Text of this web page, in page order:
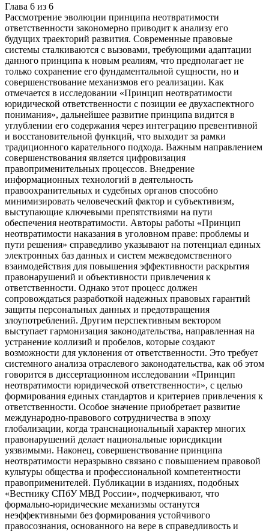
Глава 6 из 6
Рассмотрение эволюции принципа неотвратимости
ответственности закономерно приводит к анализу его
будущих траекторий развития. Современные правовые
системы сталкиваются с вызовами, требующими адаптации
данного принципа к новым реалиям, что предполагает не
только сохранение его фундаментальной сущности, но и
совершенствование механизмов его реализации. Как
отмечается в исследовании «Принцип неотвратимости
юридической ответственности с позиции ее двухаспектного
понимания», дальнейшее развитие принципа видится в
углублении его содержания через интеграцию превентивной
и восстановительной функций, что выходит за рамки
традиционного карательного подхода. Важным направлением
совершенствования является цифровизация
правоприменительных процессов. Внедрение
информационных технологий в деятельность
правоохранительных и судебных органов способно
минимизировать человеческий фактор и субъективизм,
выступающие ключевыми препятствиями на пути
обеспечения неотвратимости. Авторы работы «Принцип
неотвратимости наказания в уголовном праве: проблемы и
пути решения» справедливо указывают на потенциал единых
электронных баз данных и систем межведомственного
взаимодействия для повышения эффективности раскрытия
правонарушений и объективности привлечения к
ответственности. Однако этот процесс должен
сопровождаться разработкой надежных правовых гарантий
защиты персональных данных и предотвращения
злоупотреблений. Другим перспективным вектором
выступает гармонизация законодательства, направленная на
устранение коллизий и пробелов, которые создают
возможности для уклонения от ответственности. Это требует
системного анализа отраслевого законодательства, как об этом
говорится в диссертационном исследовании «Принцип
неотвратимости юридической ответственности», с целью
формирования единых стандартов и критериев привлечения к
ответственности. Особое значение приобретает развитие
международно-правового сотрудничества в эпоху
глобализации, когда транснациональный характер многих
правонарушений делает национальные юрисдикции
уязвимыми. Наконец, совершенствование принципа
неотвратимости неразрывно связано с повышением правовой
культуры общества и профессиональной компетентности
правоприменителей. Публикации в изданиях, подобных
«Вестнику СПбУ МВД России», подчеркивают, что
формально-юридические механизмы останутся
неэффективными без формирования устойчивого
правосознания, основанного на вере в справедливость и